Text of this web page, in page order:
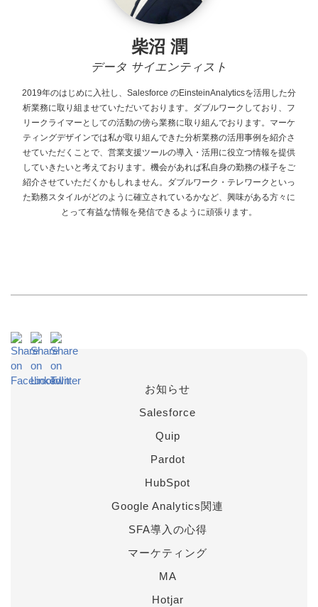
柴沼 潤
データ サイエンティスト
2019年のはじめに入社し、Salesforce のEinsteinAnalyticsを活用した分
析業務に取り組ませていただいております。ダブルワークしており、フ
リークライマーとしての活動の傍ら業務に取り組んでおります。マーケ
ティングデザインでは私が取り組んできた分析業務の活用事例を紹介さ
せていただくことで、営業支援ツールの導入・活用に役立つ情報を提供
していきたいと考えております。機会があれば私自身の勤務の様子をご
紹介させていただくかもしれません。ダブルワーク・テレワークといっ
た勤務スタイルがどのように確立されているかなど、興味がある方々に
とって有益な情報を発信できるように頑張ります。
お知らせ
Salesforce
Quip
Pardot
HubSpot
Google Analytics関連
SFA導入の心得
マーケティング
MA
Hotjar